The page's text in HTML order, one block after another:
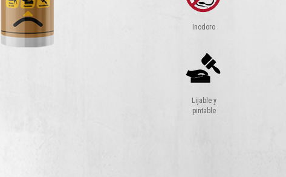
Inodoro
Lijable y
pintable